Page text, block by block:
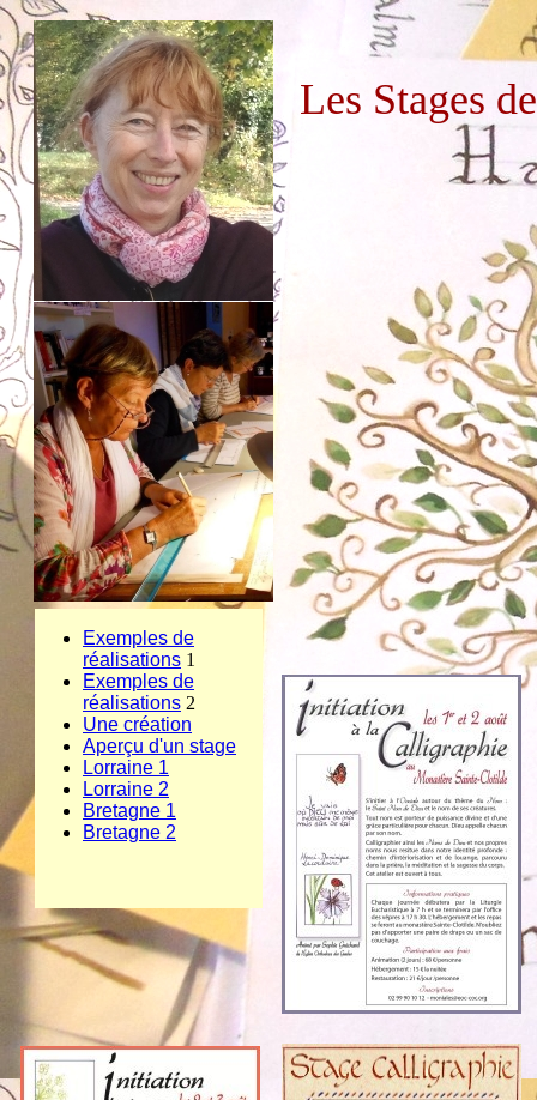
Les Stages
Exemples de
réalisations 1
Exemples de
réalisations 2
Une création
Aperçu d'un stage
Lorraine 1
Lorraine 2
Bretagne 1
Bretagne 2